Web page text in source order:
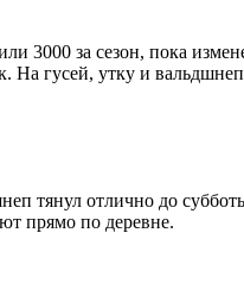
3000 за сезон, пока
гусей, утку и
тянул отлично до
прямо по деревне.